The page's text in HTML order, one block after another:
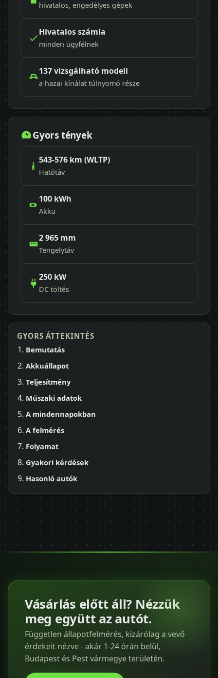
hivatalos, engedélyes gépek
Hivatalos számla
minden ügyfélnek
137 vizsgálható modell
a hazai kínálat túlnyomó része
Gyors tények
543-576 km (WLTP)
Hatótáv
100 kWh
Akku
2 965 mm
Tengelytáv
250 kW
DC töltés
GYORS ÁTTEKINTÉS
Bemutatás
Akkuállapot
Teljesítmény
Műszaki adatok
A mindennapokban
A felmérés
Folyamat
Gyakori kérdések
Hasonló autók
Vásárlás előtt áll? Nézzük
meg együtt az autót.
Független állapotfelmérés, kizárólag a vevő
érdekeit nézve - akár 1-24 órán belül,
Budapest és Pest vármegye területén.